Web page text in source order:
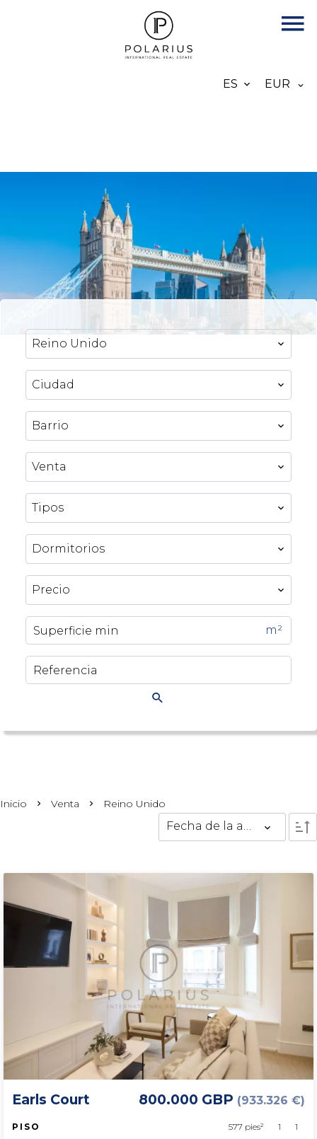
ES EUR
Reino Unido
Ciudad
Barrio
Venta
Tipos
Dormitorios
Precio
Inicio Venta Reino Unido
Fecha de la actualización
Earls Court 800.000 GBP (933.326 €)
PISO 577 pies² 1 1